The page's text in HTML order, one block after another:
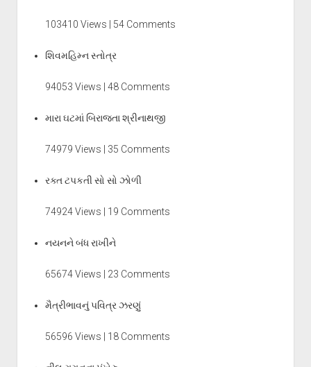
103410 Views | 54 Comments
શિવમહિમ્ન સ્તોત્ર
94053 Views | 48 Comments
મારા ઘટમાં બિરાજતા શ્રીનાથજી
74979 Views | 35 Comments
રક્ત ટપકતી સો સો ઝોળી
74924 Views | 19 Comments
નયનને બંધ રાખીને
65674 Views | 23 Comments
મૈત્રીભાવનું પવિત્ર ઝરણું
56596 Views | 18 Comments